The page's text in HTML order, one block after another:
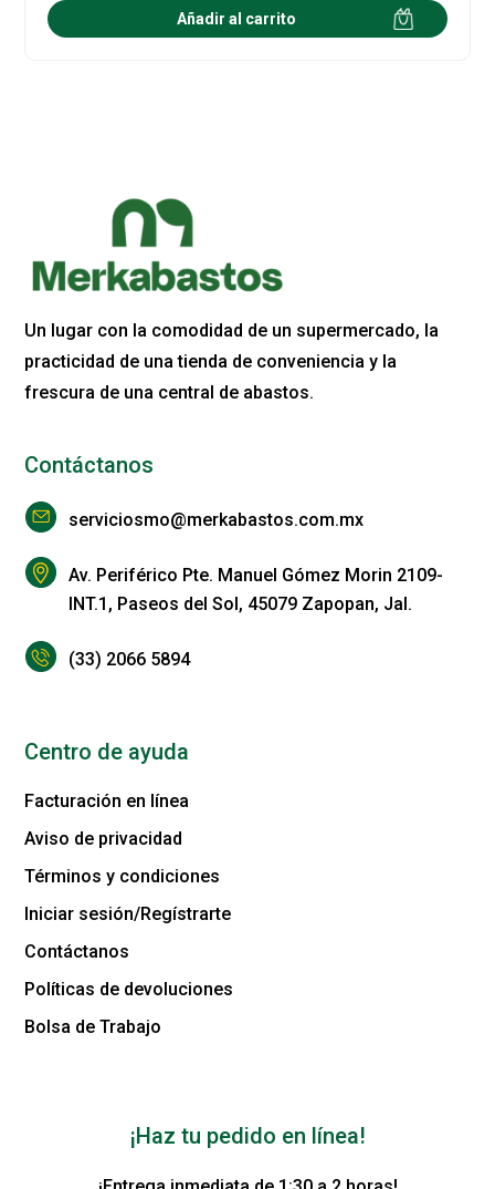
Añadir al carrito
Un lugar con la comodidad de un supermercado, la
practicidad de una tienda de conveniencia y la
frescura de una central de abastos.
Contáctanos
serviciosmo@merkabastos.com.mx
Av. Periférico Pte. Manuel Gómez Morin 2109-
INT.1, Paseos del Sol, 45079 Zapopan, Jal.
(33) 2066 5894
Centro de ayuda
Facturación en línea
Aviso de privacidad
Términos y condiciones
Iniciar sesión/Regístrarte
Contáctanos
Políticas de devoluciones
Bolsa de Trabajo
¡Haz tu pedido en línea!